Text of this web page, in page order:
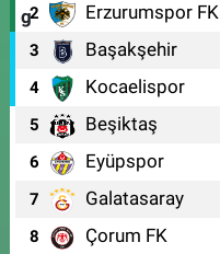
2 Erzurumspor FK
3 Başakşehir
4 Kocaelispor
5 Beşiktaş
6 Eyüpspor
7 Galatasaray
8 Çorum FK